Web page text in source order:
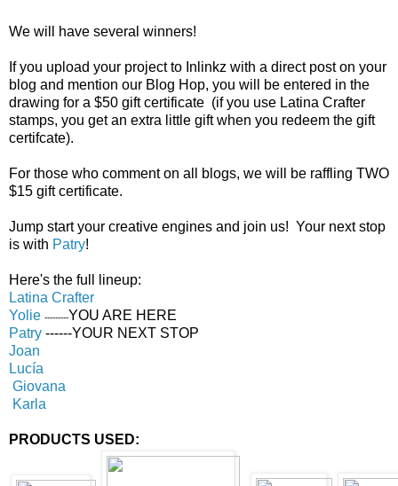
We will have several winners!
If you upload your project to Inlinkz with a direct post on your
blog and mention our Blog Hop, you will be entered in the
drawing for a $50 gift certificate (if you use Latina Crafter
stamps, you get an extra little giftwhen you redeem the gift
certifcate).
For those who comment on all blogs, we will be raffling TWO
$15 gift certificate.
Jump start your creative engines and join us! Your next stop
is with Patry!
Here's the full lineup:
Latina Crafter
Yolie ---------YOU ARE HERE
Patry ------YOUR NEXT STOP
Joan
Lucía
Giovana
Karla
PRODUCTS USED: